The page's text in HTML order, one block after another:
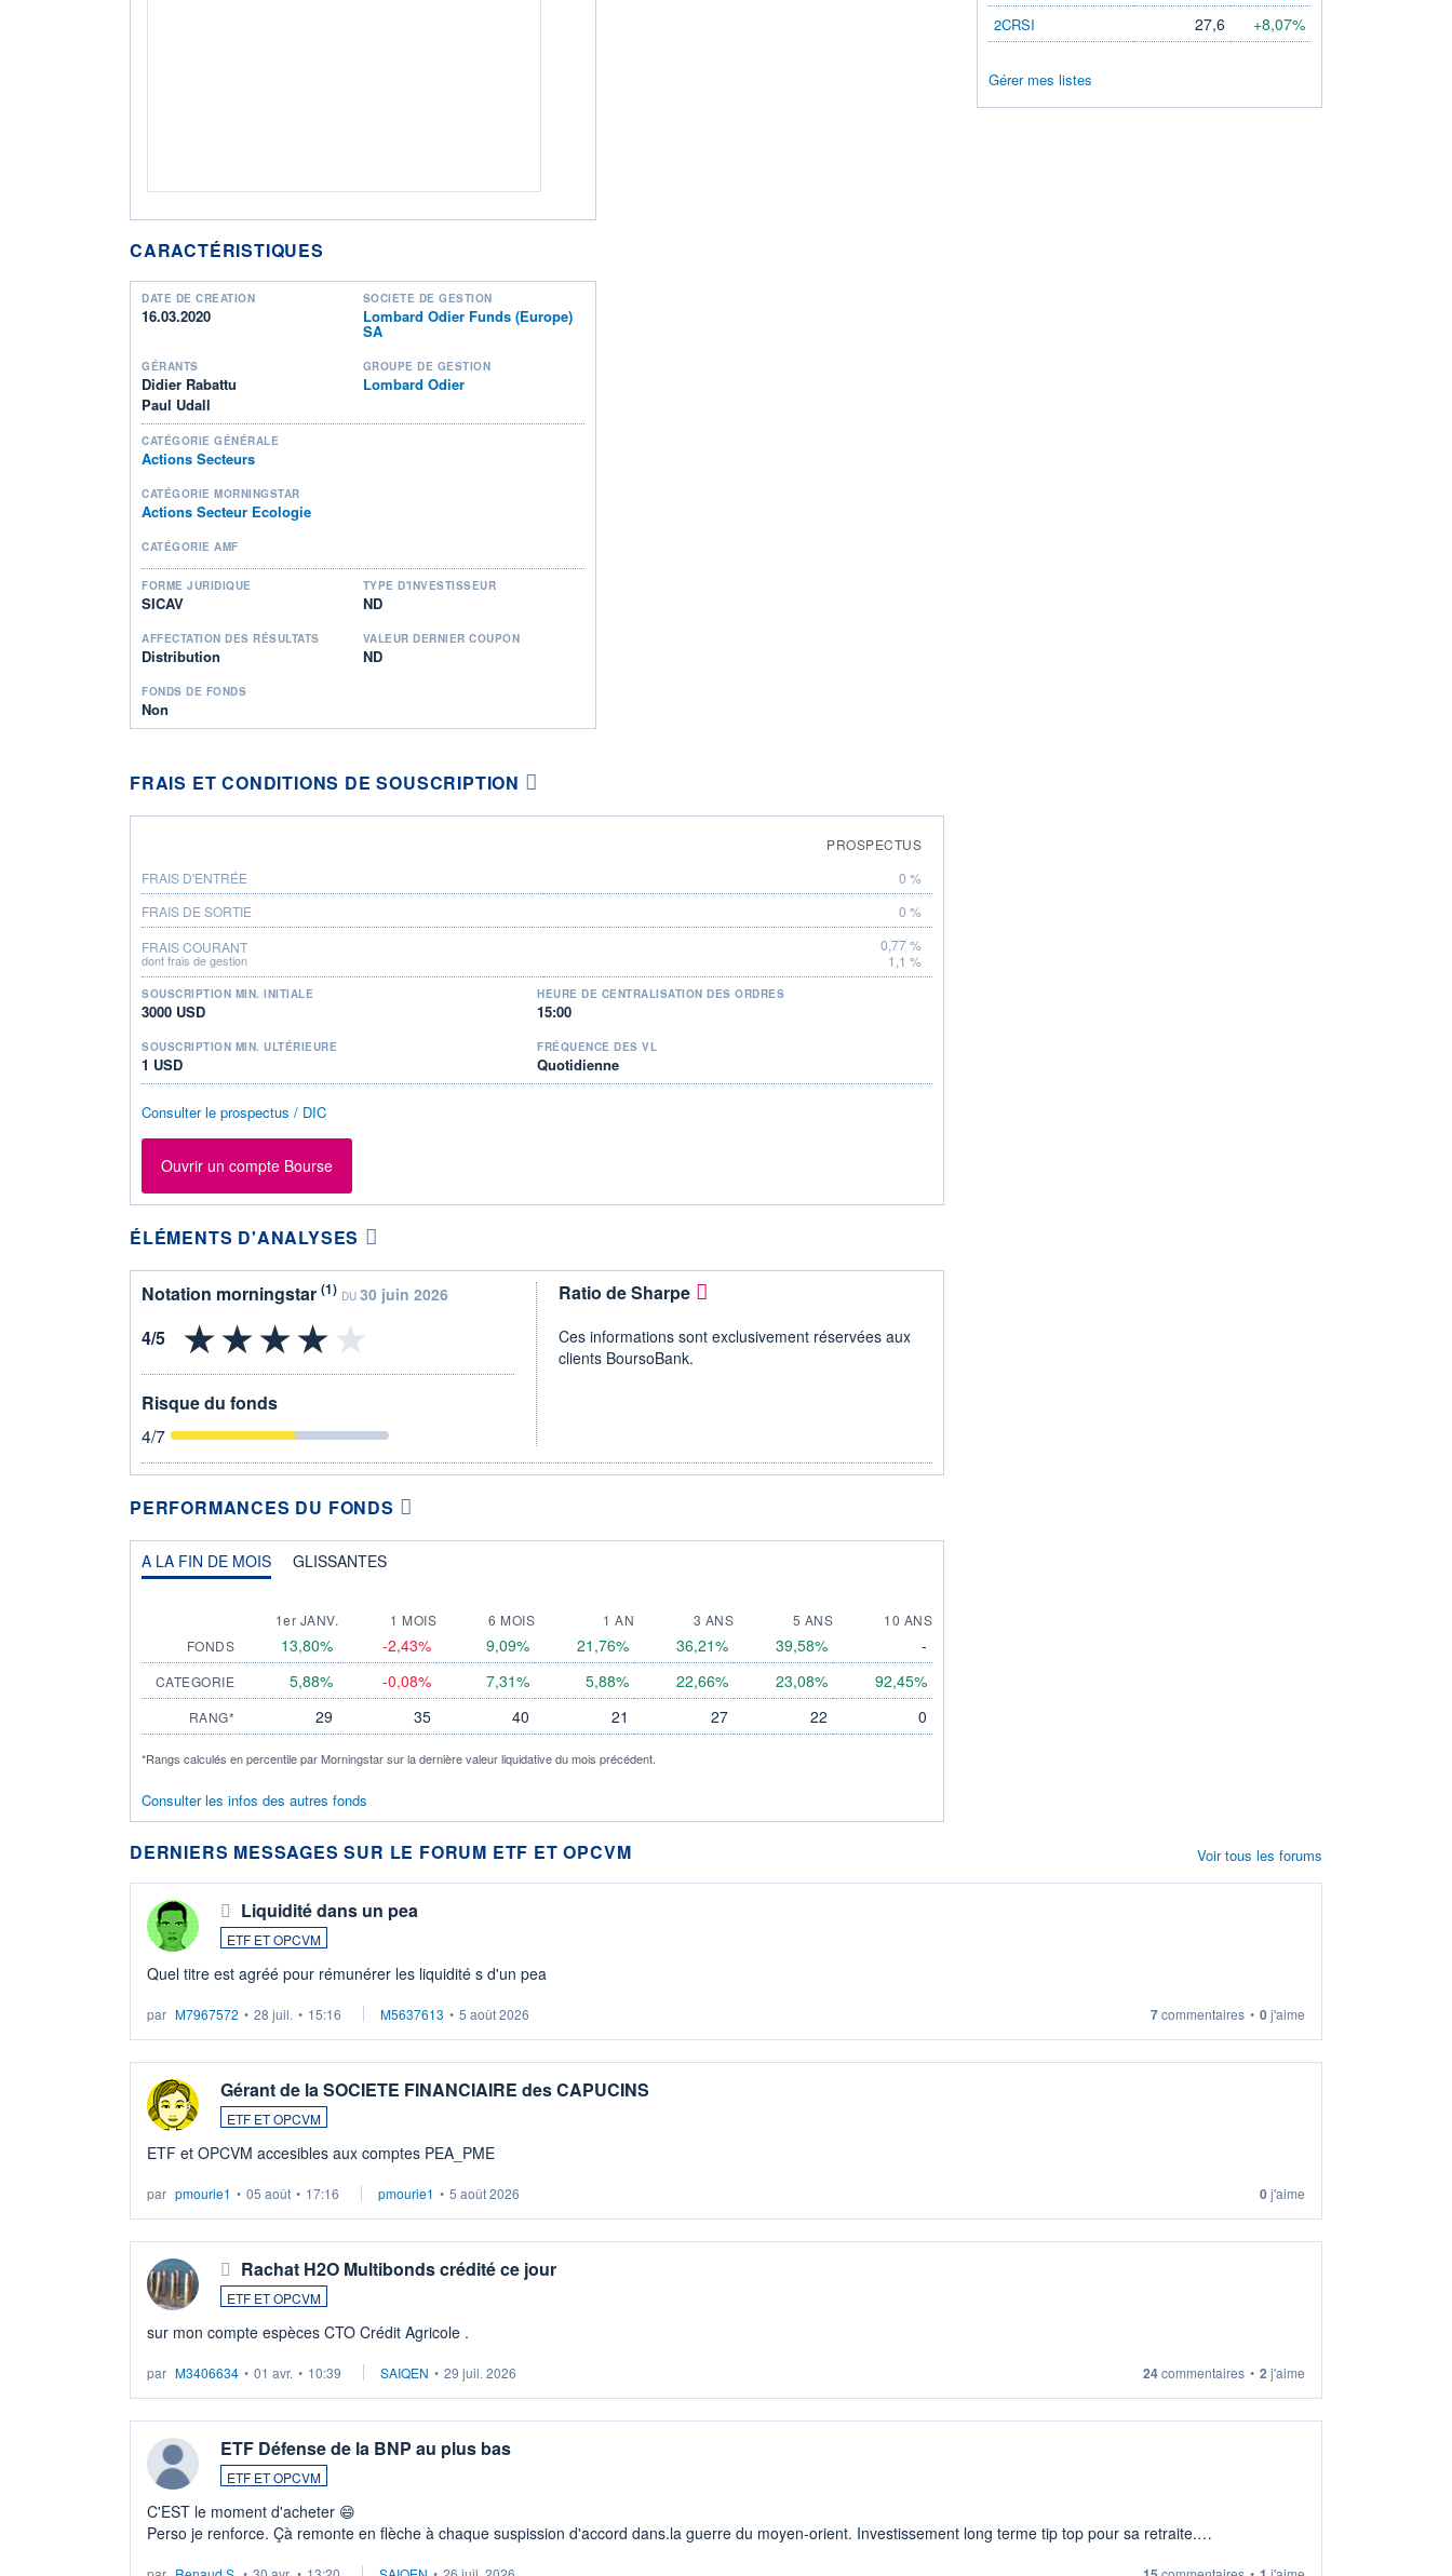
CARACTÉRISTIQUES
DATE DE CRÉATION
16.03.2020
SOCIÉTÉ DE GESTION
Lombard Odier Funds (Europe)
SA
GÉRANTS
Didier Rabattu
Paul Udall
GROUPE DE GESTION
Lombard Odier
CATÉGORIE GÉNÉRALE
Actions Secteurs
CATÉGORIE MORNINGSTAR
Actions Secteur Ecologie
CATÉGORIE AMF
FORME JURIDIQUE
SICAV
TYPE D'INVESTISSEUR
ND
AFFECTATION DES RÉSULTATS
Distribution
VALEUR DERNIER COUPON
ND
FONDS DE FONDS
Non
FRAIS ET CONDITIONS DE SOUSCRIPTION
PROSPECTUS
FRAIS D'ENTRÉE
0 %
FRAIS DE SORTIE
0 %
FRAIS COURANT
dont frais de gestion
0,77 %
1,1 %
SOUSCRIPTION MIN. INITIALE
3000 USD
HEURE DE CENTRALISATION DES ORDRES
15:00
SOUSCRIPTION MIN. ULTÉRIEURE
1 USD
FRÉQUENCE DES VL
Quotidienne
Consulter le prospectus / DIC
Ouvrir un compte Bourse
ÉLÉMENTS D'ANALYSES
Notation morningstar (1) DU 30 juin 2026
Risque du fonds
4/7
Ratio de Sharpe
Ces informations sont exclusivement réservées aux
clients BoursoBank.
PERFORMANCES DU FONDS
A LA FIN DE MOIS GLISSANTES
1er JANV. 1 MOIS 6 MOIS 1 AN 3 ANS 5 ANS
10 ANS
FONDS
13,80% -2,43% 9,09% 21,76% 36,21% 39,58% -
CATEGORIE 5,88% -0,08% 7,31% 5,88% 22,66% 23,08% 92,45%
RANG* 29 35 40 21 27 22 0
*Rangs calculés en percentile par Morningstar sur la dernière valeur liquidative du mois précédent.
Consulter les infos des autres fonds
2CRSI 27,6 +8,07%
Gérer mes listes
DERNIERS MESSAGES SUR LE FORUM ETF ET OPCVM
Liquidité dans un pea
ETF ET OPCVM
Quel titre est agréé pour rémunérer les liquidité s d'un pea
par M7967572 • 28 juil. • 15:16 M5637613 • 5 août 2026 7commentaires • 0j'aime
Gérant de la SOCIETE FINANCIAIRE des CAPUCINS
ETF ET OPCVM
ETF et OPCVM accesibles aux comptes PEA_PME
par pmourie1 • 05 août • 17:16 pmourie1 • 5 août 2026 0j'aime
Rachat H2O Multibonds crédité ce jour
ETF ET OPCVM
sur mon compte espèces CTO Crédit Agricole .
par M3406634 • 01 avr. • 10:39 SAIQEN • 29 juil. 2026 24commentaires • 2 j'aime
ETF Défense de la BNP au plus bas
ETF ET OPCVM
C'EST le moment d'acheter 😄​
Perso je renforce. Çà remonte en flèche à chaque suspission d'accord dans.la guerre du moyen-orient. Investissement long terme tip top pour sa retraite.
Voir tous les forums